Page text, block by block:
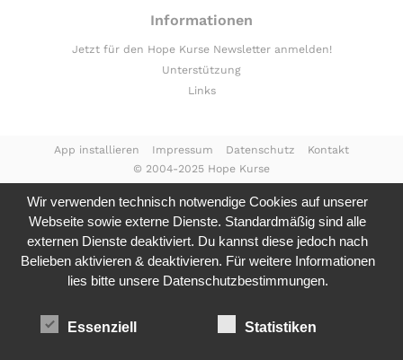
Informationen
Jetzt für den Hope Kurse Newsletter anmelden!
Unterstützung
Links
© 2004-2025 Hope Kurse
App installieren Impressum Datenschutz Kontakt
Wir verwenden technisch notwendige Cookies auf unserer
Webseite sowie externe Dienste. Standardmäßig sind alle
externen Dienste deaktiviert. Du kannst diese jedoch nach
Belieben aktivieren & deaktivieren. Für weitere Informationen
lies bitte unsere Datenschutzbestimmungen.
Essenziell Statistiken